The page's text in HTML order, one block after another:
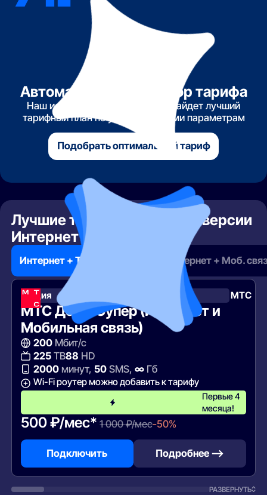
Автоматический подбор тарифа
Наш искусственный интеллект найдет лучший
тарифный план по указанным вами параметрам
Подобрать оптимальный тариф
Лучшие тарифы месяца по версии
Интернет РФ
Интернет + ТВ + Моб. связь Интернет + Моб.
Акция МТС
МТС Дома Супер (Интернет и
Мобильная связь)
200Мбит/с
225ТВ88 HD
2000минут, 50SMS, ∞Гб
Wi-Fi роутер можно добавить к тарифу
Первые 4
месяца!
500 ₽/мес* 1 000 ₽/мес-50%
Подключить Подробнее —>
РАЗВЕРНУТЬ